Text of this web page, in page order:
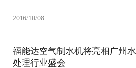
2016/10/08
福能达空气制水机将亮相广州水
处理行业盛会